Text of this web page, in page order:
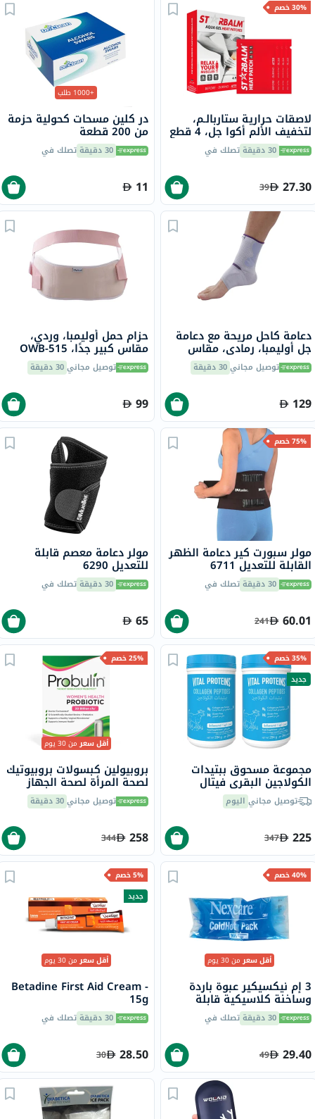
30% خصم
لاصقات حرارية ستاربالـم،
لتخفيف الألم أكوا جل، 4 قطع
30 دقيقة تصلك في
27.30
39
+1000 طلب
در كلين مسحات كحولية حزمة
من 200 قطعة
30 دقيقة تصلك في
11
دعامة كاحل مريحة مع دعامة
جل أوليمبا، رمادي، مقاس
صغير، OFS-911توصيل مجاني30 دقيقة
129
حزام حمل أوليمبا، وردي،
مقاس كبير جدًا، OWB-515
توصيل مجاني30 دقيقة
99
75% خصم
مولر سبورت كير دعامة الظهر
القابلة للتعديل 6711
30 دقيقة تصلك في
60.01
241
مولر دعامة معصم قابلة
للتعديل 6290
30 دقيقة تصلك في
65
35% خصم
جديد
مجموعة مسحوق ببتيدات
الكولاجين البقري فيتال
بروتينز - 2 × 284 جرام
توصيل مجاني اليوم
225
347
25% خصم
أقل سعرمن 30 يوم
بروبيولين كبسولات بروبيوتيك
لصحة المرأة لصحة الجهاز
الهضمي حزمة من 30
توصيل مجاني30 دقيقة
258
344
40% خصم
أقل سعرمن 30 يوم
3 إم نيكسيكير عبوة باردة
وساخنة كلاسيكية قابلة
لإعادة الاستخدام
30 دقيقة تصلك في
29.40
49
5% خصم
جديد
أقل سعرمن 30 يوم
Betadine First Aid Cream -
15g
30 دقيقة تصلك في
28.50
30